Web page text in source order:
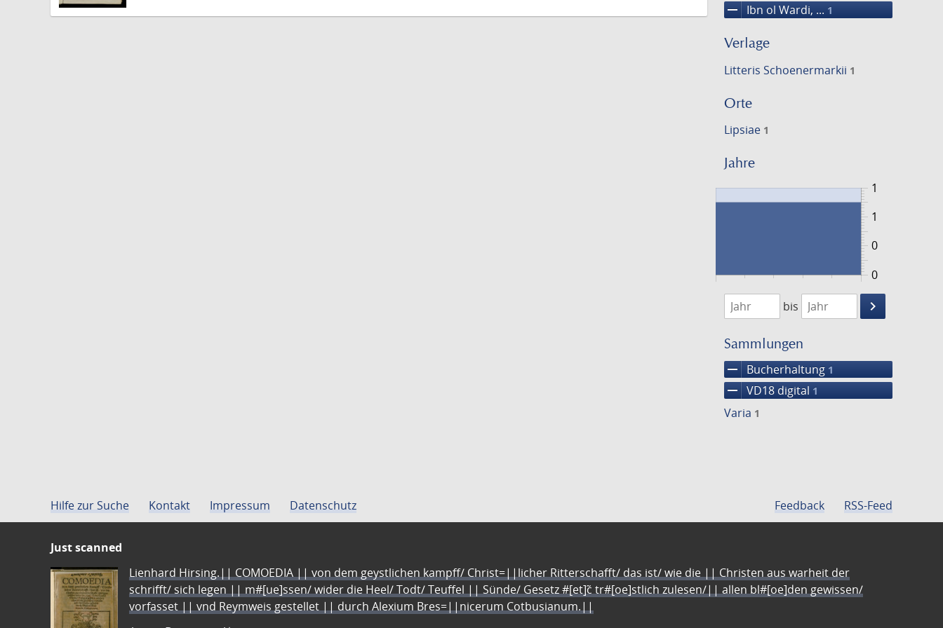
remove Ibn ol Wardi, ... 1
Verlage
Litteris Schoenermarkii 1
Orte
Lipsiae 1
Jahre
0
1
0
1
1766
1767
bis
keyboard_arrow_right
Suche
Sammlungen
remove Bucherhaltung 1
remove VD18 digital 1
Varia 1
Hilfe zur Suche Kontakt Impressum Datenschutz Feedback RSS-Feed
Just scanned
Lienhard Hirsing.|| COMOEDIA || von dem geystlichen kampff/ Christ=||licher Ritterschafft/ das ist/ wie die || Christen aus warheit der
schrifft/ sich legen || m#[ue]ssen/ wider die Heel/ Todt/ Teuffel || Sünde/ Gesetz #[et]c̃ tr#[oe]stlich zulesen/|| allen bl#[oe]den gewissen/
vorfasset || vnd Reymweis gestellet || durch Alexium Bres=||nicerum Cotbusianum.||